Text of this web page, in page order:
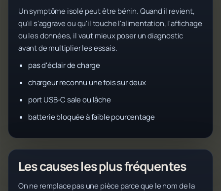
Un symptôme isolé peut être bénin. Quand il revient,
qu'il s'aggrave ou qu'il touche l'alimentation, l'affichage
ou les données, il vaut mieux poser un diagnostic
avant de multiplier les essais.
pas d'éclair de charge
chargeur reconnu une fois sur deux
port USB-C sale ou lâche
batterie bloquée à faible pourcentage
Les causes les plus fréquentes
On ne remplace pas une pièce parce que le nom de la